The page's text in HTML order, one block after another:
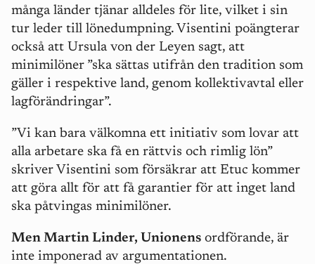
många länder tjänar alldeles för lite, vilket i sin
tur leder till lönedumpning. Visentini poängterar
också att Ursula von der Leyen sagt, att
minimilöner ”ska sättas utifrån den tradition som
gäller i respektive land, genom kollektivavtal eller
lagförändringar”.
”Vi kan bara välkomna ett initiativ som lovar att
alla arbetare ska få en rättvis och rimlig lön”
skriver Visentini som försäkrar att Etuc kommer
att göra allt för att få garantier för att inget land
ska påtvingas minimilöner.
Men Martin Linder, Unionens ordförande, är
inte imponerad av argumentationen.